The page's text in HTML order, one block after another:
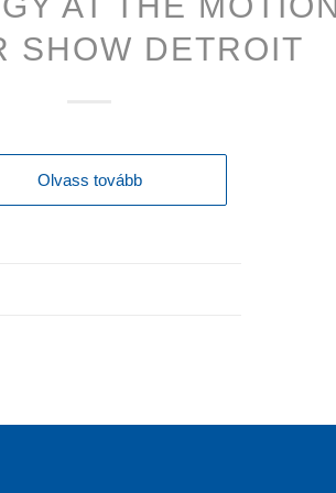
SHOW DETROIT
Olvass tovább